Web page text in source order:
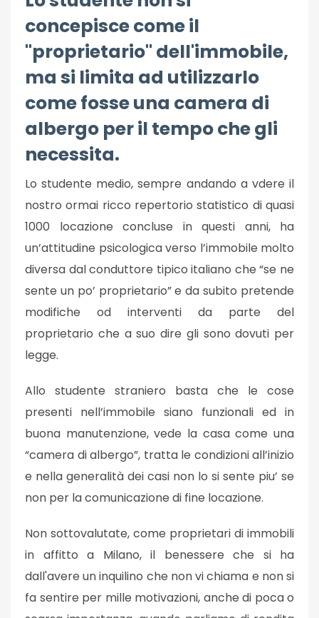
concepisce come il
"proprietario" dell'immobile,
ma si limita ad utilizzarlo
come fosse una camera di
albergo per il tempo che gli
necessita.
Lo studente medio, sempre andando a vdere il
nostro ormai ricco repertorio statistico di quasi
1000 locazione concluse in questi anni, ha
un’attitudine psicologica verso l’immobile molto
diversa dal conduttore tipico italiano che “se ne
sente un po’ proprietario” e da subito pretende
modifiche od interventi da parte del
proprietario che a suo dire gli sono dovuti per
legge.
Allo studente straniero basta che le cose
presenti nell’immobile siano funzionali ed in
buona manutenzione, vede la casa come una
“camera di albergo”, tratta le condizioni all’inizio
e nella generalità dei casi non lo si sente piu’ se
non per la comunicazione di fine locazione.
Non sottovalutate, come proprietari di immobili
in affitto a Milano, il benessere che si ha
dall'avere un inquilino che non vi chiama e non si
fa sentire per mille motivazioni, anche di poca o